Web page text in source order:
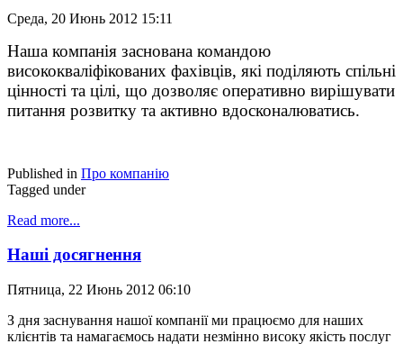
Среда, 20 Июнь 2012 15:11
Наша компанія заснована командою
висококваліфікованих фахівців, які поділяють спільні
цінності та цілі, що дозволяє оперативно вирішувати
питання розвитку та активно вдосконалюватись.
Published in Про компанію
Tagged under
Read more...
Наші досягнення
Пятница, 22 Июнь 2012 06:10
З дня заснування нашої компанії ми працюємо для наших
клієнтів та намагаємось надати незмінно високу якість послуг